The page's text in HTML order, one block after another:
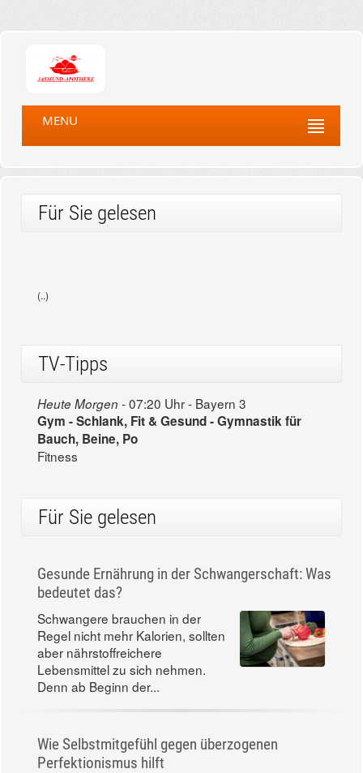
MENU
Für Sie gelesen
(..)
TV-Tipps
Heute Morgen -07:20 Uhr - Bayern 3
Gym - Schlank, Fit & Gesund - Gymnastik für
Bauch, Beine, Po
Fitness
Für Sie gelesen
Gesunde Ernährung in der Schwangerschaft: Was
bedeutet das?
Schwangere brauchen in der
Regel nicht mehr Kalorien, sollten
aber nährstoffreichere
Lebensmittel zu sich nehmen.
Denn ab Beginn der...
Wie Selbstmitgefühl gegen überzogenen
Perfektionismus hilft